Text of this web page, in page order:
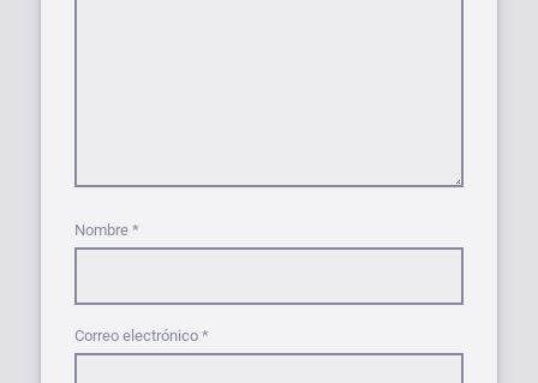
Nombre *
Correo electrónico *